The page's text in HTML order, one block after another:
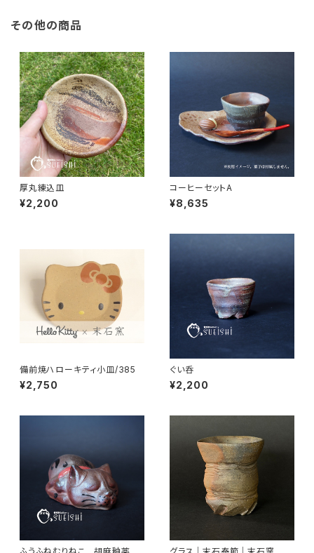
その他の商品
厚丸練込皿
¥2,200
コーヒーセットA
¥8,635
備前焼ハローキティ小皿/385
¥2,750
ぐい呑
¥2,200